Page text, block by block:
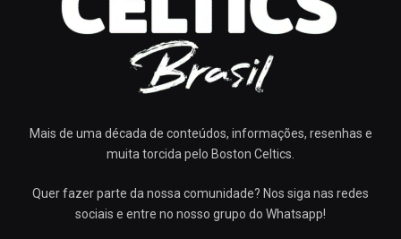
Mais de uma década de conteúdos, informações, resenhas e
muita torcida pelo Boston Celtics.
Quer fazer parte da nossa comunidade? Nos siga nas redes
sociais e entre no nosso grupo do Whatsapp!